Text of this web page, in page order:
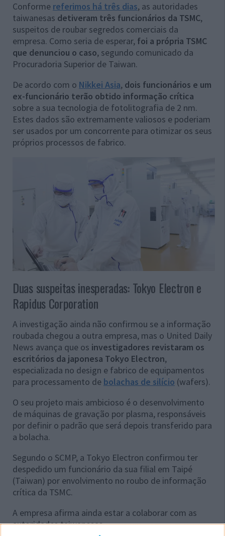
Conforme referimos há três dias, as autoridades
taiwanesas detiveram três funcionários da TSMC,
suspeitos de roubar segredos comerciais da
empresa. Como seria de esperar, foi a própria TSMC
que denunciou o caso, segundo comunicado da
Procuradoria Superior de Taiwan.
De acordo com o Nikkei Asia, dois funcionários e um
ex-funcionário terão obtido informação crítica
sobre a sua tecnologia de fotolitografia de 2 nm.
Estes dados são extremamente valiosos e poderiam
ser usados por um concorrente para otimizar os seus
próprios processos de fabrico.
Duas suspeitas inesperadas: Tokyo Electron e
Rapidus Corporation
A investigação ainda não confirmou se a informação
roubada chegou a outra empresa, mas o United Daily
News avança que os investigadores revistaram os
escritórios da japonesa Tokyo Electron,
especializada no design e fabrico de equipamentos
para processamento de bolachas de silício (wafers).
O seu projeto mais ambicioso é o desenvolvimento
de máquinas de gravação por plasma, responsáveis
por definir o padrão que será depois transferido para
a bolacha.
Segundo o SCMP, a Tokyo Electron confirmou ter
despedido um funcionário da sua filial em Taipé
(Taiwan) por envolvimento no roubo de informação
crítica da TSMC.
A empresa afirma ainda estar a colaborar com as
autoridades taiwanesas.